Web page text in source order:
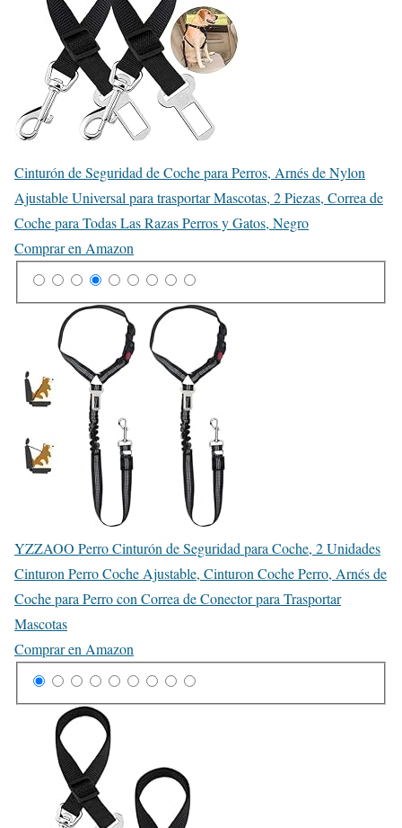
Cinturón de Seguridad de Coche para Perros, Arnés de Nylon
Ajustable Universal para trasportar Mascotas, 2 Piezas, Correa de
Coche para Todas Las Razas Perros y Gatos, Negro
Comprar en Amazon
YZZAOO Perro Cinturón de Seguridad para Coche, 2 Unidades
Cinturon Perro Coche Ajustable, Cinturon Coche Perro, Arnés de
Coche para Perro con Correa de Conector para Trasportar
Mascotas
Comprar en Amazon